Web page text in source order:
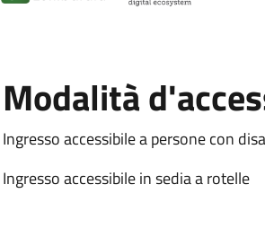
Modalità
Ingresso accessibile a persone con
Ingresso accessibile in sedia a rotelle